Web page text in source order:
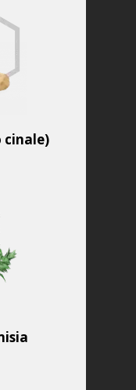
cinale)